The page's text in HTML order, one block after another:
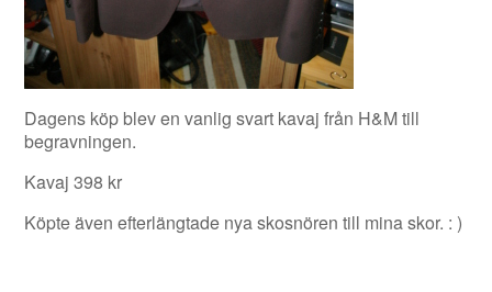
Dagens köp blev en vanlig svart kavaj från H&M till
begravningen.
Kavaj 398 kr
Köpte även efterlängtade nya skosnören till mina skor. : )